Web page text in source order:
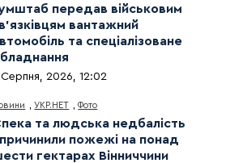
передав військовим
вантажний
та спеціалізоване
Серпня, 2026, 12:02
,УКР.НЕТ ,Фото
та людська недбалість
пожежі на понад
гектарах Вінниччини